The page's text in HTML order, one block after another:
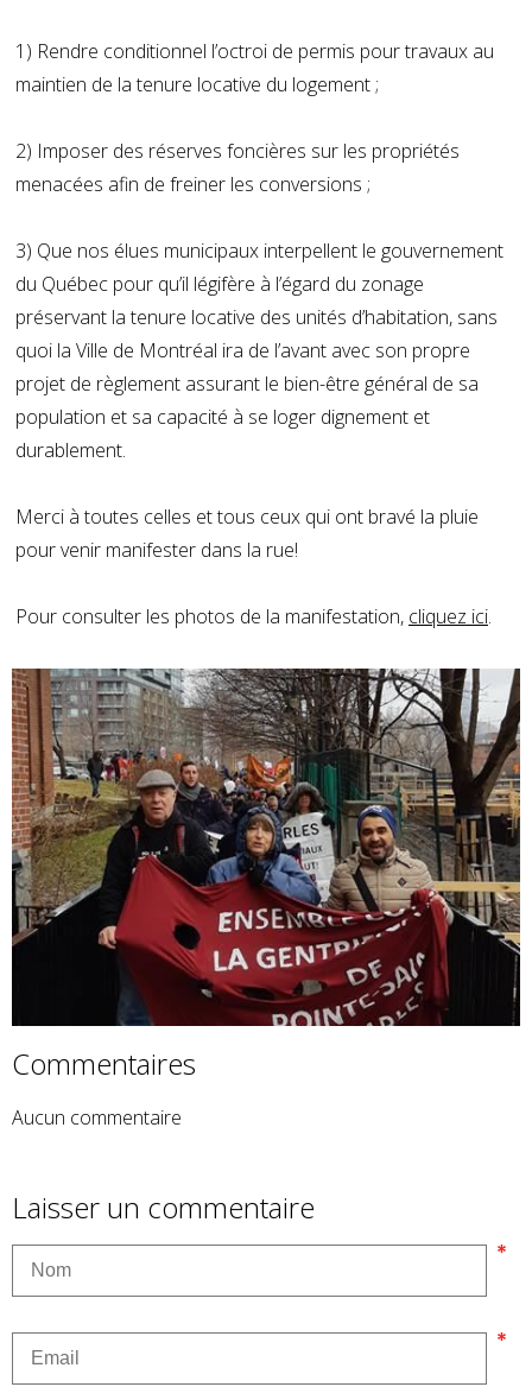
1) Rendre conditionnel l’octroi de permis pour travaux au
maintien de la tenure locative du logement ;
2) Imposer des réserves foncières sur les propriétés
menacées afin de freiner les conversions ;
3) Que nos élues municipaux interpellent le gouvernement
du Québec pour qu’il légifère à l’égard du zonage
préservant la tenure locative des unités d’habitation, sans
quoi la Ville de Montréal ira de l’avant avec son propre
projet de règlement assurant le bien-être général de sa
population et sa capacité à se loger dignement et
durablement.
Merci à toutes celles et tous ceux qui ont bravé la pluie
pour venir manifester dans la rue!
Pour consulter les photos de la manifestation, cliquez ici.
Commentaires
Aucun commentaire
Laisser un commentaire